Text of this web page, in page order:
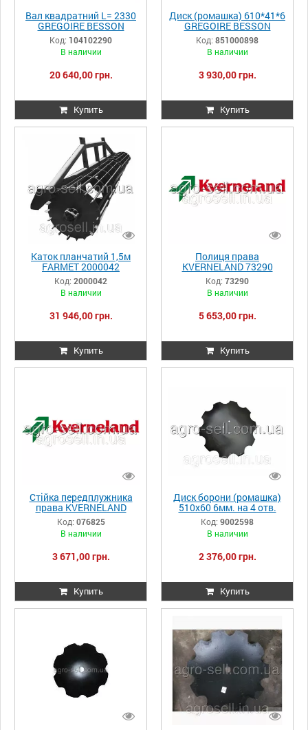
Вал квадратний L= 2330
GREGOIRE BESSON
104102290
Код: 104102290
В наличии
20 640,00 грн.
Купить
Диск (ромашка) 610*41*6
GREGOIRE BESSON
851000898
Код: 851000898
В наличии
3 930,00 грн.
Купить
Каток планчатий 1,5м
FARMET 2000042
Код: 2000042
В наличии
31 946,00 грн.
Купить
Полиця права
KVERNELAND 73290
Код: 73290
В наличии
5 653,00 грн.
Купить
Стійка передплужника
права KVERNELAND
76825
Код: 076825
В наличии
3 671,00 грн.
Купить
Диск борони (ромашка)
510х60 6мм. на 4 отв.
Farmet Softer 9002598
Код: 9002598
В наличии
2 376,00 грн.
Купить